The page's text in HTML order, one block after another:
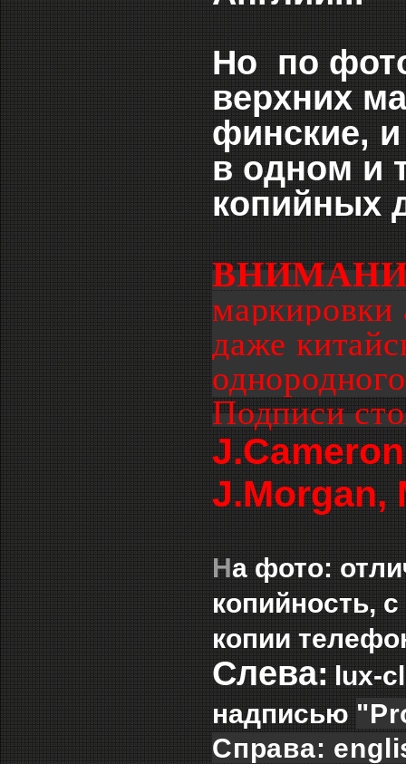
Но по
верхних
финские,
в одном и
копийных
маркировки
даже
Подписи
J.Morgan,
На фото:
копийность,
копии
Слева: lux-
надписью
Справа: